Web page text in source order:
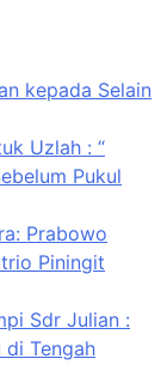
kepada Selain
Uzlah : “
Pukul
Prabowo
Piningit
Sdr Julian :
di Tengah